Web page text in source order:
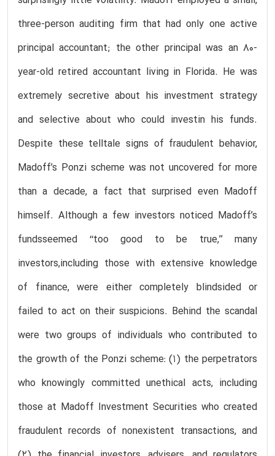
three-person auditing firm that had only one active
principal accountant; the other principal was an 80-
year-old retired accountant living in Florida. He was
extremely secretive about his investment strategy
and selective about who could investin his funds.
Despite these telltale signs of fraudulent behavior,
Madoff’s Ponzi scheme was not uncovered for more
than a decade, a fact that surprised even Madoff
himself. Although a few investors noticed Madoff’s
fundsseemed ‘‘too good to be true,’’ many
investors,including those with extensive knowledge
of finance, were either completely blindsided or
failed to act on their suspicions. Behind the scandal
were two groups of individuals who contributed to
the growth of the Ponzi scheme: (1) the perpetrators
who knowingly committed unethical acts, including
those at Madoff Investment Securities who created
fraudulent records of nonexistent transactions, and